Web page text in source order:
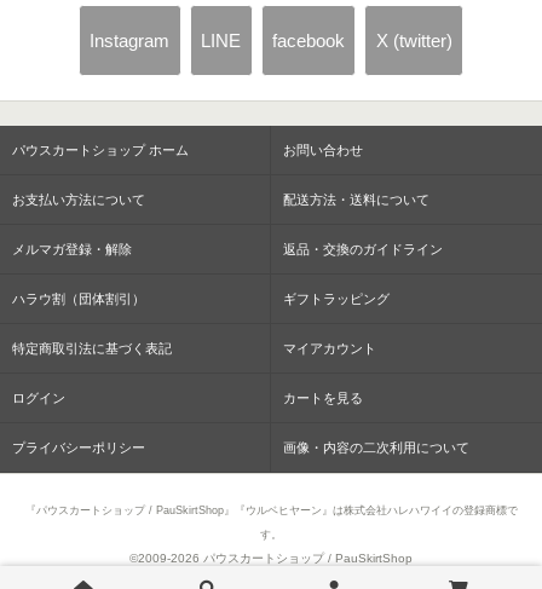
Instagram LINE facebook X (twitter)
パウスカートショップ ホーム お問い合わせ
お支払い方法について 配送方法・送料について
メルマガ登録・解除 返品・交換のガイドライン
ハラウ割（団体割引） ギフトラッピング
特定商取引法に基づく表記 マイアカウント
ログイン カートを見る
プライバシーポリシー 画像・内容の二次利用について
『パウスカートショップ / PauSkirtShop』『ウルベヒヤーン』は株式会社ハレハワイイの登録商標で
す。
©2009-2026 パウスカートショップ / PauSkirtShop